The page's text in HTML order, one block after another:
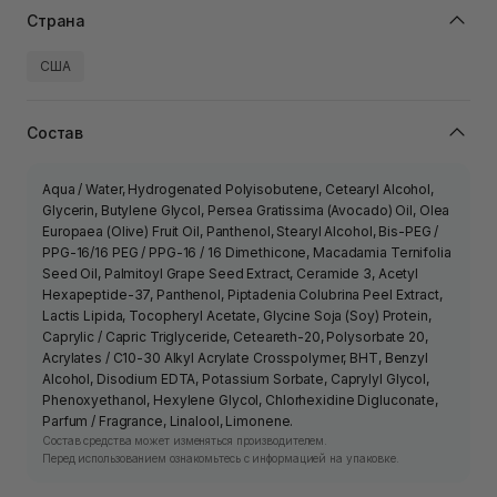
Страна
США
Состав
Aqua / Water, Hydrogenated Polyisobutene, Cetearyl Alcohol,
Glycerin, Butylene Glycol, Persea Gratissima (Avocado) Oil, Olea
Europaea (Olive) Fruit Oil, Panthenol, Stearyl Alcohol, Bis-PEG /
PPG-16/16 PEG / PPG-16 / 16 Dimethicone, Macadamia Ternifolia
Seed Oil, Palmitoyl Grape Seed Extract, Ceramide 3, Acetyl
Hexapeptide-37, Panthenol, Piptadenia Colubrina Peel Extract,
Lactis Lipida, Tocopheryl Acetate, Glycine Soja (Soy) Protein,
Caprylic / Capric Triglyceride, Ceteareth-20, Polysorbate 20,
Acrylates / C10-30 Alkyl Acrylate Crosspolymer, BHT, Benzyl
Alcohol, Disodium EDTA, Potassium Sorbate, Caprylyl Glycol,
Phenoxyethanol, Hexylene Glycol, Chlorhexidine Digluconate,
Parfum / Fragrance, Linalool, Limonene.
Состав средства может изменяться производителем.
Перед использованием ознакомьтесь с информацией на упаковке.